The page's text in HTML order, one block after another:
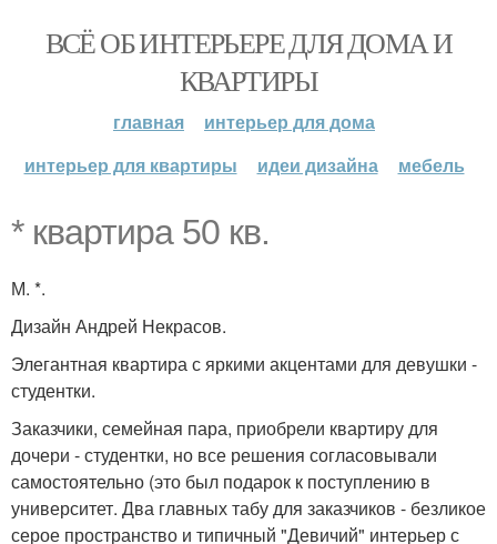
ВСЁ ОБ ИНТЕРЬЕРЕ ДЛЯ ДОМА И
КВАРТИРЫ
главная
интерьер для дома
интерьер для квартиры
идеи дизайна мебель
* квартира 50 кв.
М. *.
Дизайн Андрей Некрасов.
Элегантная квартира с яркими акцентами для девушки -
студентки.
Заказчики, семейная пара, приобрели квартиру для
дочери - студентки, но все решения согласовывали
самостоятельно (это был подарок к поступлению в
университет. Два главных табу для заказчиков - безликое
серое пространство и типичный "Девичий" интерьер с